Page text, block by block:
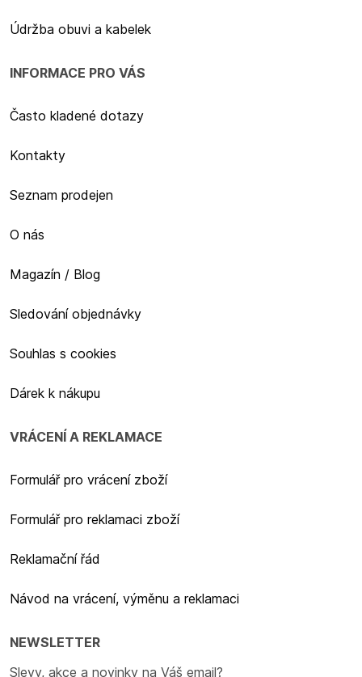
Údržba obuvi a kabelek
INFORMACE PRO VÁS
Často kladené dotazy
Kontakty
Seznam prodejen
O nás
Magazín / Blog
Sledování objednávky
Souhlas s cookies
Dárek k nákupu
VRÁCENÍ A REKLAMACE
Formulář pro vrácení zboží
Formulář pro reklamaci zboží
Reklamační řád
Návod na vrácení, výměnu a reklamaci
NEWSLETTER
Slevy, akce a novinky na Váš email?